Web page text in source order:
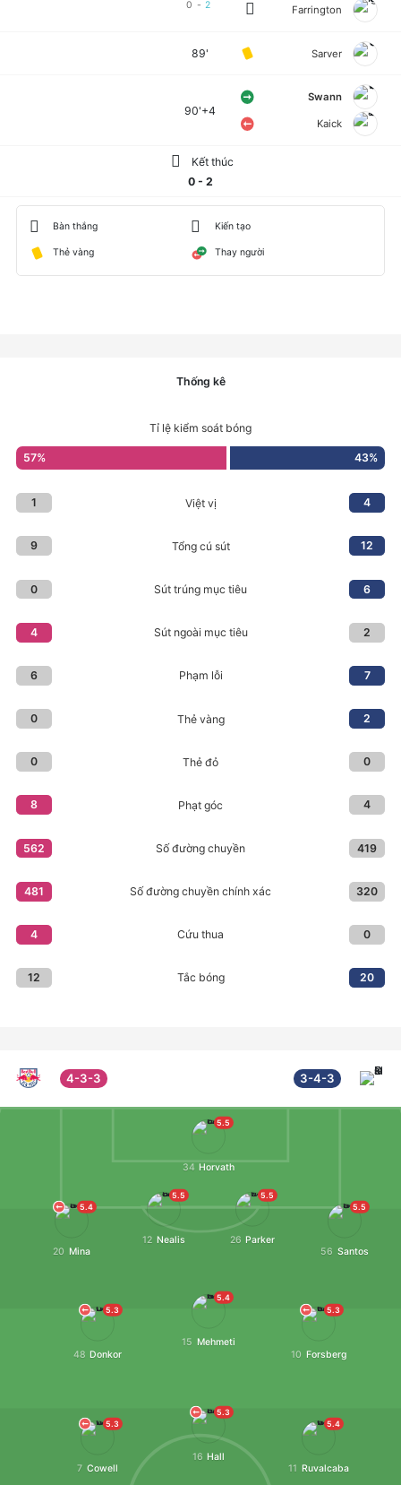
0 -2 Farrington
89' Sarver
90'+4
Swann
Kaick
Kết thúc
0 - 2
Bàn thắng Kiến tạo
Thẻ vàng Thay người
Thống kê
Tỉ lệ kiểm soát bóng
57% 43%
1 Việt vị 4
9 Tổng cú sút 12
0 Sút trúng mục tiêu 6
4 Sút ngoài mục tiêu 2
6 Phạm lỗi 7
0 Thẻ vàng 2
0 Thẻ đỏ 0
8 Phạt góc 4
562 Số đường chuyền 419
481 Số đường chuyền chính xác 320
4 Cứu thua 0
12 Tắc bóng 20
4-3-3 3-4-3
5.5
34 Horvath
5.5
26 Parker
5.5
12 Nealis
5.5
56 Santos
5.4
20 Mina
5.4
15 Mehmeti
5.3
10 Forsberg
5.3
48 Donkor
5.4
11 Ruvalcaba
5.3
16 Hall
5.3
7 Cowell